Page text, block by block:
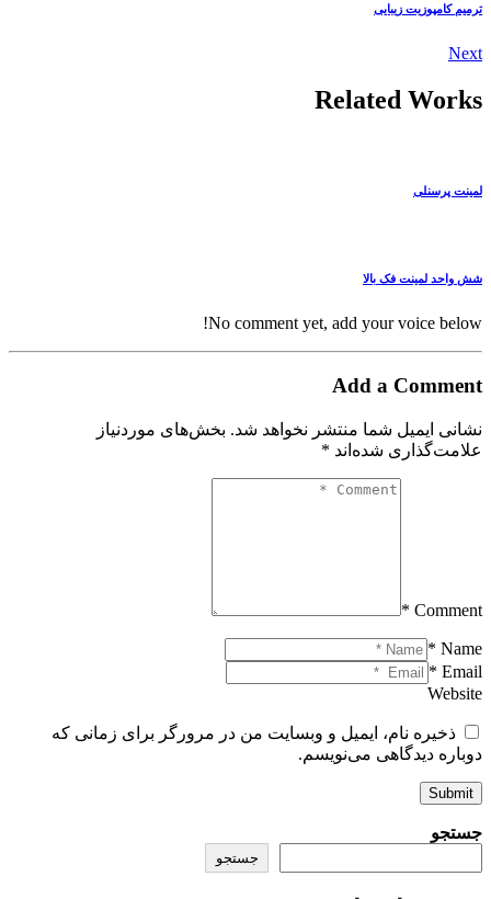
ترمیم کامپوزیت زیبایی
Next
Related Works
لمینت پرسنلی
شش واحد لمینت فک بالا
No comment yet, add your voice below!
Add a Comment
نشانی ایمیل شما منتشر نخواهد شد. بخش‌های موردنیاز
علامت‌گذاری شده‌اند *
Comment *
Name *
Email *
Website
ذخیره نام، ایمیل و وبسایت من در مرورگر برای زمانی که
دوباره دیدگاهی می‌نویسم.
Submit
جستجو
جستجو